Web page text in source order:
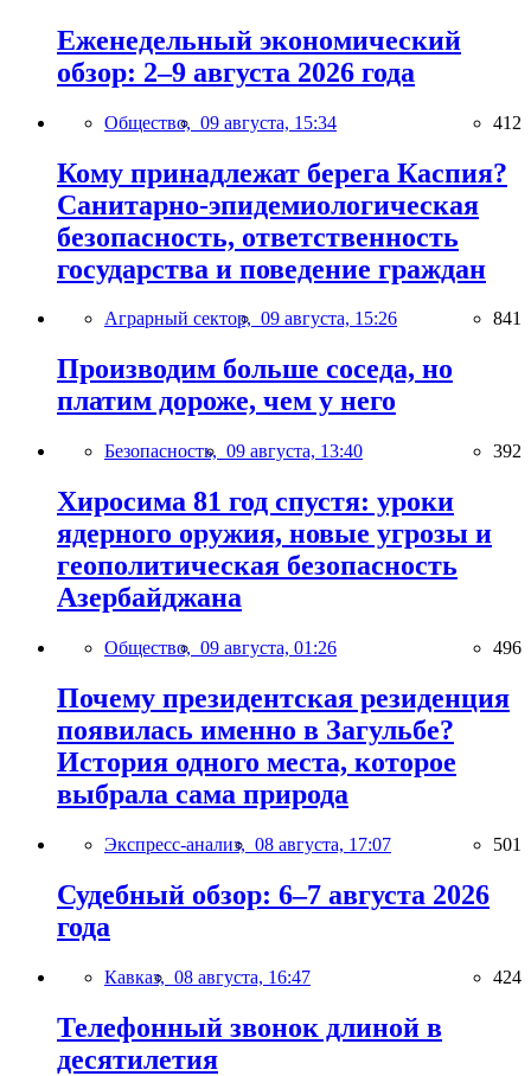
Еженедельный экономический
обзор: 2–9 августа 2026 года
Общество, 09 августа, 15:34 412
Кому принадлежат берега Каспия?
Санитарно-эпидемиологическая
безопасность, ответственность
государства и поведение граждан
Аграрный сектор, 09 августа, 15:26 841
Производим больше соседа, но
платим дороже, чем у него
Безопасность, 09 августа, 13:40 392
Хиросима 81 год спустя: уроки
ядерного оружия, новые угрозы и
геополитическая безопасность
Азербайджана
Общество, 09 августа, 01:26 496
Почему президентская резиденция
появилась именно в Загульбе?
История одного места, которое
выбрала сама природа
Экспресс-анализ, 08 августа, 17:07 501
Судебный обзор: 6–7 августа 2026
года
Кавказ, 08 августа, 16:47 424
Телефонный звонок длиной в
десятилетия